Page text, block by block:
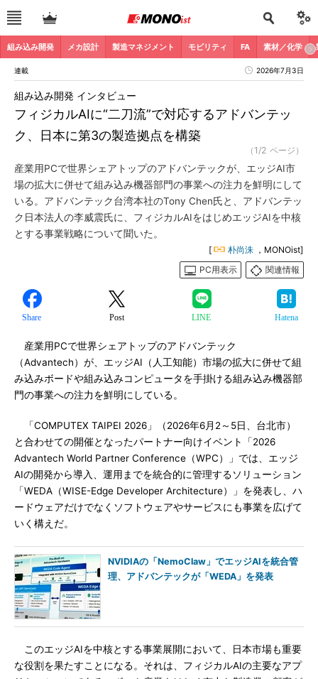
組み込み開発 メカ設計 製造マネジメント モビリティ FA 素材／化学
連載 2026年7月3日
フィジカルAIに“二刀流”で対応するアドバンテッ
ク、日本に第3の製造拠点を構築
組み込み開発 インタビュー
（1/2 ページ）
産業用PCで世界シェアトップのアドバンテックが、エッジAI市
場の拡大に併せて組み込み機器部門の事業への注力を鮮明にして
いる。アドバンテック台湾本社のTony Chen氏と、アドバンテッ
ク日本法人の李威震氏に、フィジカルAIをはじめエッジAIを中核
とする事業戦略について聞いた。
[ 朴尚洙 ，MONOist]
PC用表示
関連情報
Share Post LINE Hatena
産業用PCで世界シェアトップのアドバンテック
（Advantech）が、エッジAI（人工知能）市場の拡大に併せて組
み込みボードや組み込みコンピュータを手掛ける組み込み機器部
門の事業への注力を鮮明にしている。
「COMPUTEX TAIPEI 2026」（2026年6月2～5日、台北市）
と合わせての開催となったパートナー向けイベント「2026
Advantech World Partner Conference（WPC）」では、エッジ
AIの開発から導入、運用までを統合的に管理するソリューション
「WEDA（WISE-Edge Developer Architecture）」を発表し、ハ
ードウェアだけでなくソフトウェアやサービスにも事業を広げて
いく構えだ。
NVIDIAの「NemoClaw」でエッジAIを統合管
理、アドバンテックが「WEDA」を発表
このエッジAIを中核とする事業展開において、日本市場も重要
な役割を果たすことになる。それは、フィジカルAIの主要なアプ